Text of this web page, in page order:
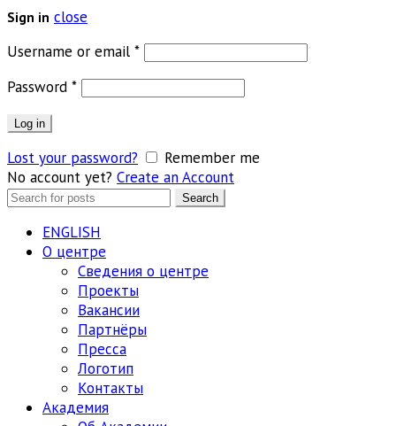
Sign in close
Username or email *Обязательно
Password *Обязательно
Log in
Lost your password?
Remember me
No account yet? Create an Account
Search
Search
ENGLISH
О центре
Сведения о центре
Проекты
Вакансии
Партнёры
Пресса
Логотип
Контакты
Академия